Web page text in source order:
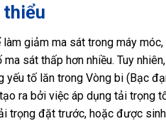
giảm ma sát trong máy
sát thấp hơn nhiều. Tuy
yếu tố lăn trong Vòng bi (Bạc
ra bởi việc áp dụng tải trọng
trọng đặt trước, hoặc được